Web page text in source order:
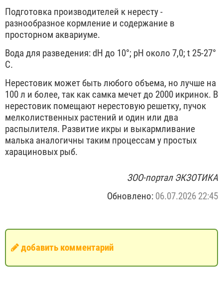
Подготовка производителей к нересту -
разнообразное кормление и содержание в
просторном аквариуме.
Вода для разведения: dH до 10°; pH около 7,0; t 25-27°
С.
Нерестовик может быть любого объема, но лучше на
100 л и более, так как самка мечет до 2000 икринок. В
нерестовик помещают нерестовую решетку, пучок
мелколиственных растений и один или два
распылителя. Развитие икры и выкармливание
малька аналогичны таким процессам у простых
харациновых рыб.
ЗОО-портал ЭКЗОТИКА
Обновлено: 06.07.2026 22:45
добавить комментарий